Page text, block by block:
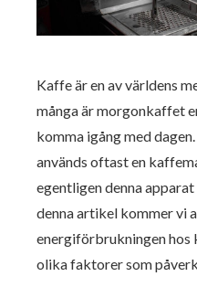
Kaffe är en av världens
många är morgonkaffet
komma igång med
används oftast en
egentligen denna
denna artikel kommer vi
energiförbrukningen hos
olika faktorer som